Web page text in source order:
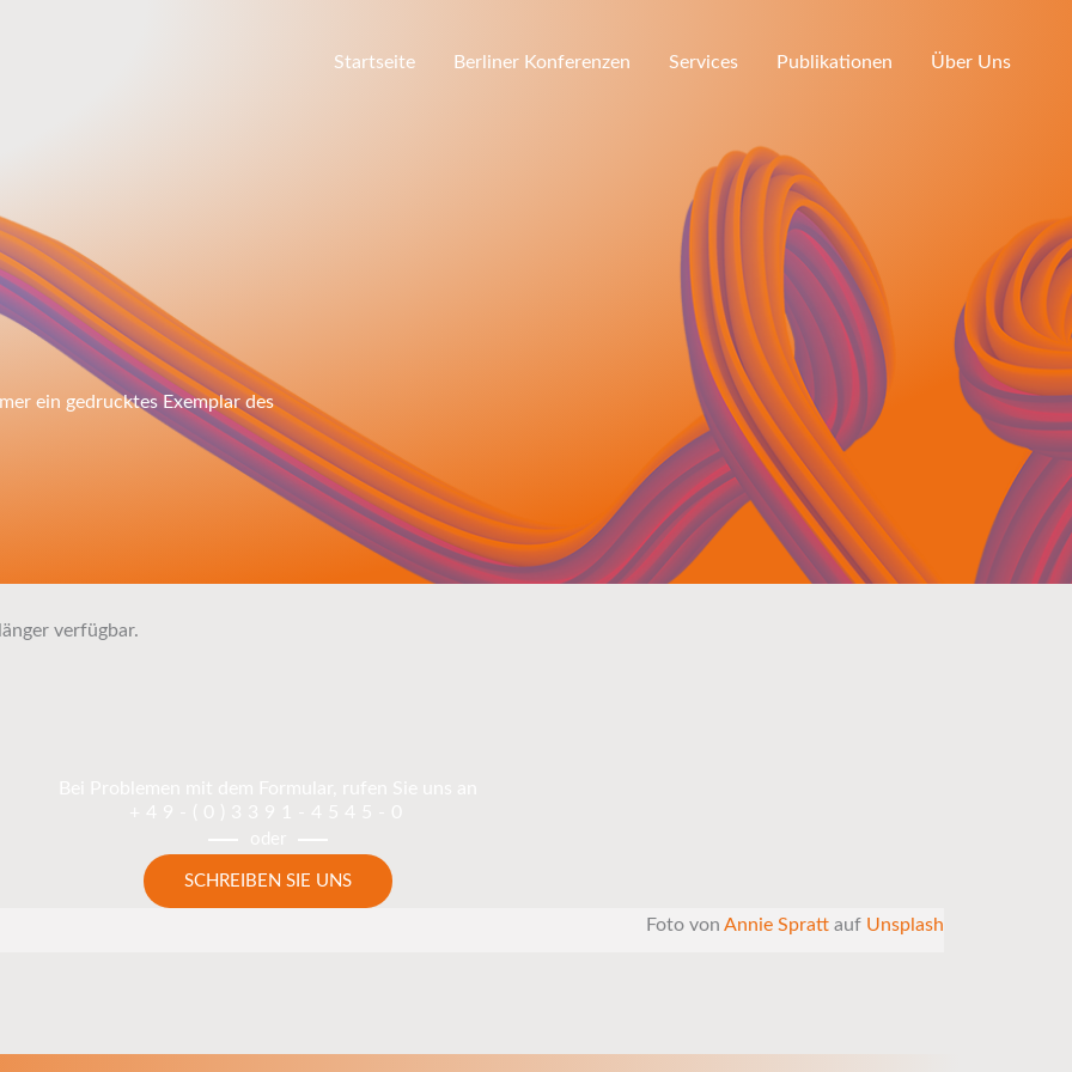
Startseite Berliner Konferenzen Services Publikationen Über Uns
ein gedrucktes Exemplar des
verfügbar.
SCHREIBEN SIE UNS
Foto von Annie Spratt auf Unsplash